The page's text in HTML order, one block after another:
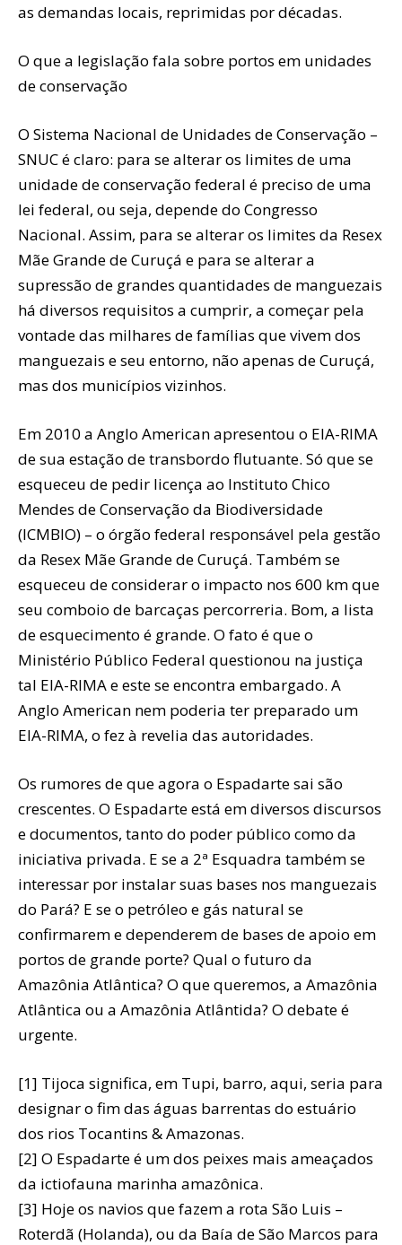
as demandas locais, reprimidas por décadas.
O que a legislação fala sobre portos em unidades
de conservação
O Sistema Nacional de Unidades de Conservação –
SNUC é claro: para se alterar os limites de uma
unidade de conservação federal é preciso de uma
lei federal, ou seja, depende do Congresso
Nacional. Assim, para se alterar os limites da Resex
Mãe Grande de Curuçá e para se alterar a
supressão de grandes quantidades de manguezais
há diversos requisitos a cumprir, a começar pela
vontade das milhares de famílias que vivem dos
manguezais e seu entorno, não apenas de Curuçá,
mas dos municípios vizinhos.
Em 2010 a Anglo American apresentou o EIA-RIMA
de sua estação de transbordo flutuante. Só que se
esqueceu de pedir licença ao Instituto Chico
Mendes de Conservação da Biodiversidade
(ICMBIO) – o órgão federal responsável pela gestão
da Resex Mãe Grande de Curuçá. Também se
esqueceu de considerar o impacto nos 600 km que
seu comboio de barcaças percorreria. Bom, a lista
de esquecimento é grande. O fato é que o
Ministério Público Federal questionou na justiça
tal EIA-RIMA e este se encontra embargado. A
Anglo American nem poderia ter preparado um
EIA-RIMA, o fez à revelia das autoridades.
Os rumores de que agora o Espadarte sai são
crescentes. O Espadarte está em diversos discursos
e documentos, tanto do poder público como da
iniciativa privada. E se a 2ª Esquadra também se
interessar por instalar suas bases nos manguezais
do Pará? E se o petróleo e gás natural se
confirmarem e dependerem de bases de apoio em
portos de grande porte? Qual o futuro da
Amazônia Atlântica? O que queremos, a Amazônia
Atlântica ou a Amazônia Atlântida? O debate é
urgente.
[1] Tijoca significa, em Tupi, barro, aqui, seria para
designar o fim das águas barrentas do estuário
dos rios Tocantins & Amazonas.
[2] O Espadarte é um dos peixes mais ameaçados
da ictiofauna marinha amazônica.
[3] Hoje os navios que fazem a rota São Luis –
Roterdã (Holanda), ou da Baía de São Marcos para